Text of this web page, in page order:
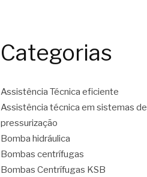
Categorias
Assistência Técnica eficiente
Assistência técnica em sistemas de
pressurização
Bomba hidráulica
Bombas centrífugas
Bombas Centrífugas KSB